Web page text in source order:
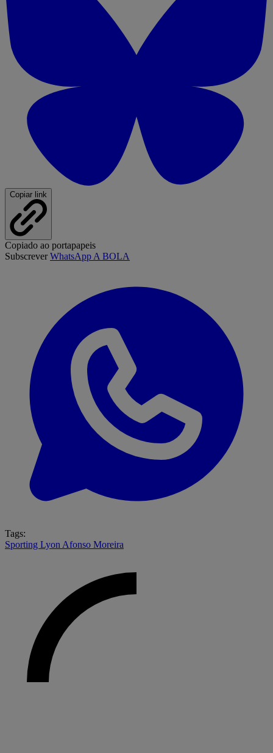
Copiar link
Copiado ao portapapeis
SubscreverWhatsApp A BOLA
Tags:
Sporting Lyon Afonso Moreira